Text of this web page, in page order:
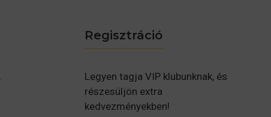
Regisztráció
Legyen tagja VIP klubunknak, és
részesüljön extra
kedvezményekben!